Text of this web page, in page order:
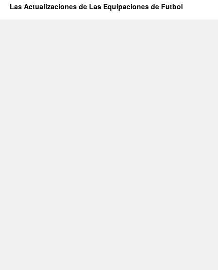
Las Actualizaciones de Las Equipaciones de Futbol